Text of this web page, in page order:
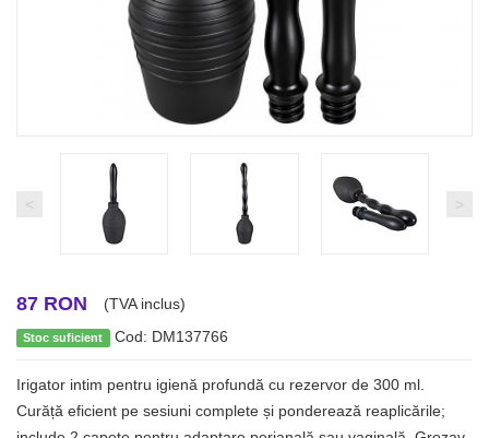
< >
87 RON (TVA inclus)
Stoc suficient Cod: DM137766
Irigator intim pentru igienă profundă cu rezervor de 300 ml.
Curăță eficient pe sesiuni complete și ponderează reaplicările;